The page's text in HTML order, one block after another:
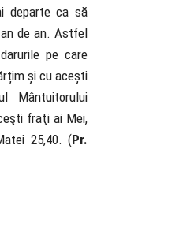
departe ca să
de an. Astfel
pe care
și cu acești
Mântuitorului
fraţi ai Mei,
25,40. (Pr.